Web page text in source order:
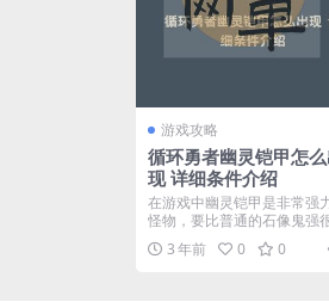
游戏攻略
循环勇者幽灵铠甲怎
现 详细条件介绍
在游戏中幽灵铠甲是非常强
怪物，要比普通的石像鬼强
多，那么循环勇者幽灵铠甲怎
3 年前 0 0